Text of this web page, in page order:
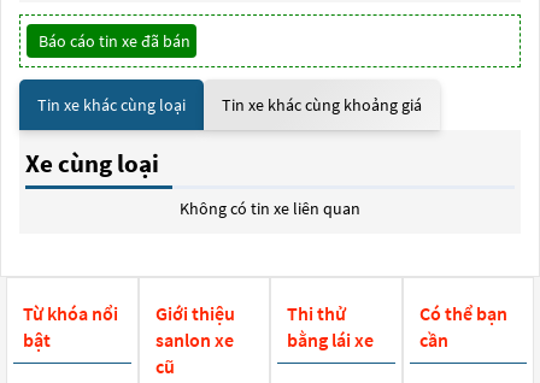
Báo cáo tin xe đã bán
Tin xe khác cùng loại Tin xe khác cùng khoảng giá
Xe cùng loại
Không có tin xe liên quan
Từ khóa nổi
bật
Giới thiệu
sanlon xe
cũ
Thi thử
bằng lái xe
Có thể bạn
cần